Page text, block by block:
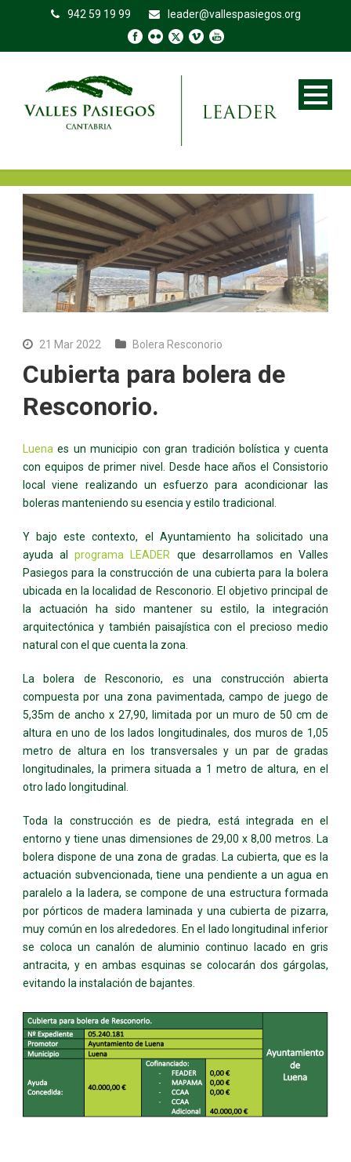
942 59 19 99 leader@vallespasiegos.org
21 Mar 2022 Bolera Resconorio
Cubierta para bolera de
Resconorio.
Luena es un municipio con gran tradición bolística y cuenta
con equipos de primer nivel. Desde hace años el Consistorio
local viene realizando un esfuerzo para acondicionar las
boleras manteniendo su esencia y estilo tradicional.
Y bajo este contexto, el Ayuntamiento ha solicitado una
ayuda alprograma LEADER que desarrollamos en Valles
Pasiegos para la construcción de una cubierta para la bolera
ubicada en la localidad de Resconorio. El objetivo principal de
la actuación ha sido mantener su estilo, la integración
arquitectónica y también paisajística con el precioso medio
natural con el que cuenta la zona.
La bolera de Resconorio, es una construcción abierta
compuesta por una zona pavimentada, campo de juego de
5,35m de ancho x 27,90, limitada por un muro de 50 cm de
altura en uno de los lados longitudinales, dos muros de 1,05
metro de altura en los transversales y un par de gradas
longitudinales, la primera situada a 1 metro de altura, en el
otro lado longitudinal.
Toda la construcción es de piedra, está integrada en el
entorno y tiene unas dimensiones de 29,00 x 8,00 metros. La
bolera dispone de una zona de gradas. La cubierta, que es la
actuación subvencionada, tiene una pendiente a un agua en
paralelo a la ladera, se compone de una estructura formada
por pórticos de madera laminada y una cubierta de pizarra,
muy común en los alrededores. En el lado longitudinal inferior
se coloca un canalón de aluminio continuo lacado en gris
antracita, y en ambas esquinas se colocarán dos gárgolas,
evitando la instalación de bajantes.